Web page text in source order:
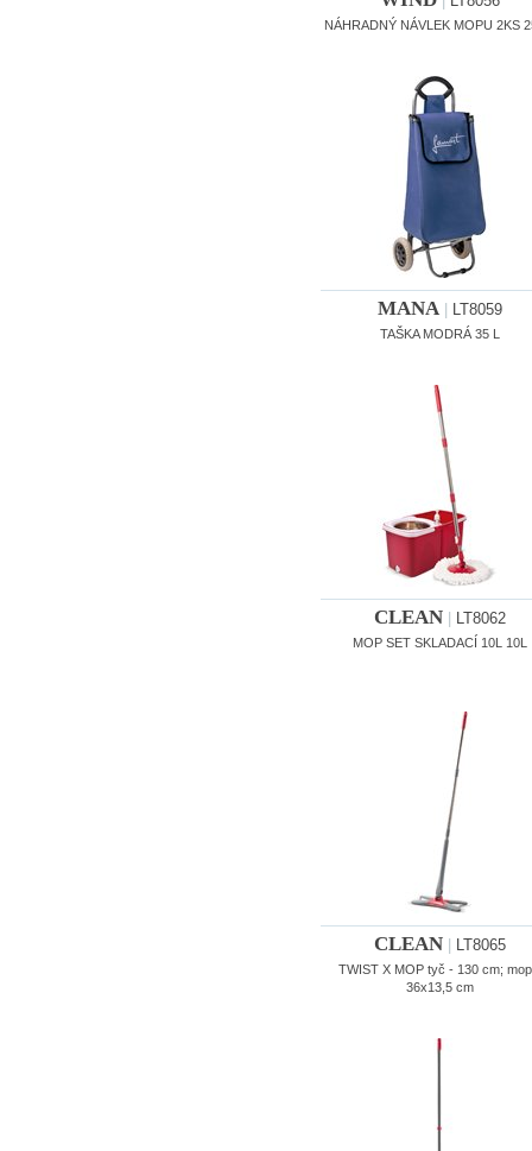
NÁHRADNÝ NÁVLEK MOPU 2KS
MANA| LT8059
TAŠKA MODRÁ 35 L
CLEAN LT8062
MOP SET SKLADACÍ 10L 10L
CLEAN LT8065
TWIST X MOP tyč - 130 cm;
36x13,5 cm